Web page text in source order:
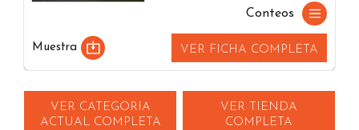
Conteos
Muestra VER FICHA COMPLETA
VER CATEGORIA
ACTUAL COMPLETA
VER TIENDA
COMPLETA